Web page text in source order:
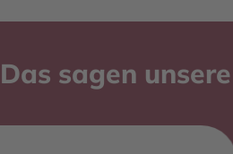
Das sagen